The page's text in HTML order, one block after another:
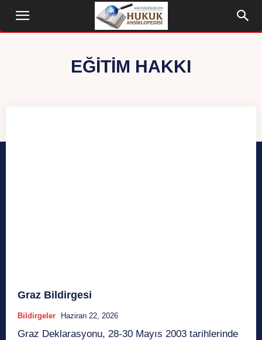
EĞITIM HAKKI
Graz Bildirgesi
Bildirgeler Haziran 22, 2026
Graz Deklarasyonu, 28-30 Mayıs 2003 tarihlerinde